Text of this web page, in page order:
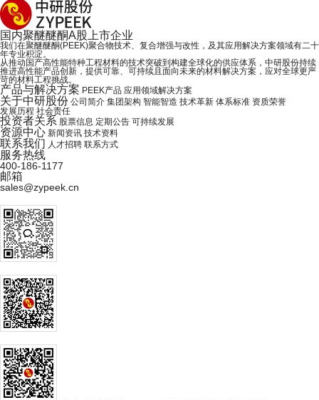
国内聚醚醚酮A股上市企业
我们在聚醚醚酮(PEEK)聚合物技术、复合增强与改性，及其应用解决方案领域有二十
年专业积淀。
从推动国产高性能特种工程材料的技术突破到构建全球化的供应体系，中研股份持续
推进高性能产品创新，提供可靠、可持续且面向未来的材料解决方案，应对全球更严
苛的材料工程挑战。
产品与解决方案 PEEK产品 应用领域解决方案
关于中研股份 公司简介 集团架构 智能智造 技术革新 体系标准 资质荣誉
发展历程 社会责任
投资者关系 股票信息 定期公告 可持续发展
资源中心 新闻资讯 技术资料
联系我们 人才招聘 联系方式
服务热线
400-186-1177
邮箱
sales@zypeek.cn